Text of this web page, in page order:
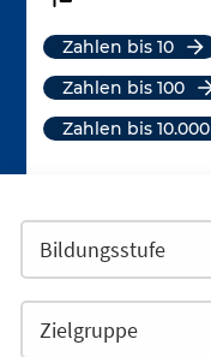
Zahlen bis 10
Zahlen bis 100
Zahlen bis 10.000